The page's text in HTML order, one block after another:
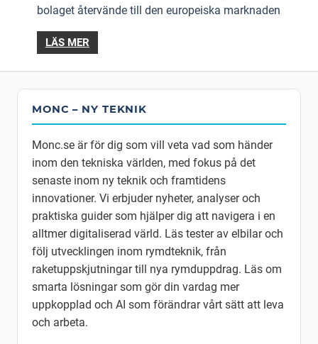
bolaget återvände till den europeiska marknaden
LÄS MER
MONC – NY TEKNIK
Monc.se är för dig som vill veta vad som händer
inom den tekniska världen, med fokus på det
senaste inom ny teknik och framtidens
innovationer. Vi erbjuder nyheter, analyser och
praktiska guider som hjälper dig att navigera i en
alltmer digitaliserad värld. Läs tester av elbilar och
följ utvecklingen inom rymdteknik, från
raketuppskjutningar till nya rymduppdrag. Läs om
smarta lösningar som gör din vardag mer
uppkopplad och AI som förändrar vårt sätt att leva
och arbeta.